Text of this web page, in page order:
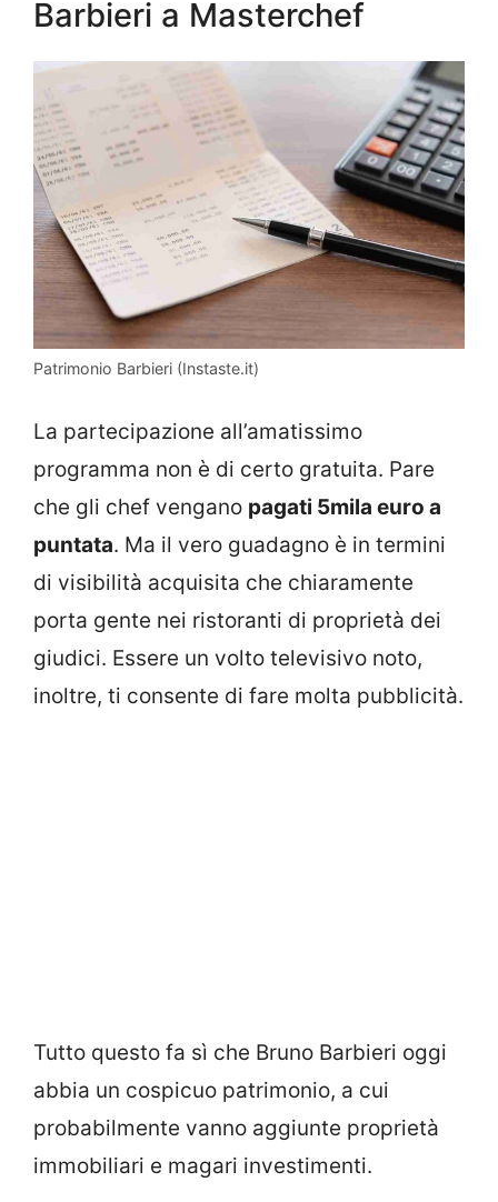
Barbieri a Masterchef
Patrimonio Barbieri (Instaste.it)
La partecipazione all’amatissimo
programma non è di certo gratuita. Pare
che gli chef vengano pagati 5mila euro a
puntata. Ma il vero guadagno è in termini
di visibilità acquisita che chiaramente
porta gente nei ristoranti di proprietà dei
giudici. Essere un volto televisivo noto,
inoltre, ti consente di fare molta pubblicità.
Tutto questo fa sì che Bruno Barbieri oggi
abbia un cospicuo patrimonio, a cui
probabilmente vanno aggiunte proprietà
immobiliari e magari investimenti.